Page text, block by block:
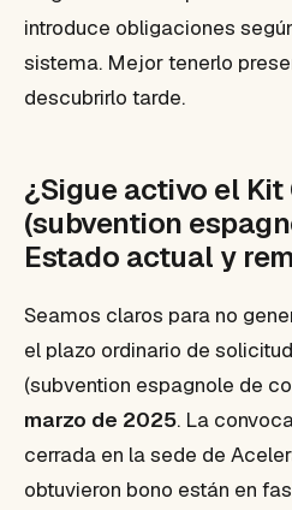
introduce obligaciones
sistema. Mejor tenerlo
descubrirlo tarde.
¿Sigue activo el
(subvention
Estado actual y
Seamos claros para no
el plazo ordinario de
(subvention espagnole de
marzo de 2025. La
cerrada en la sede de
obtuvieron bono están en